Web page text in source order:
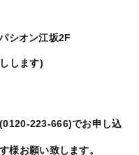
シオン江坂2F
します)
223-666)でお申し込
様お願い致します。